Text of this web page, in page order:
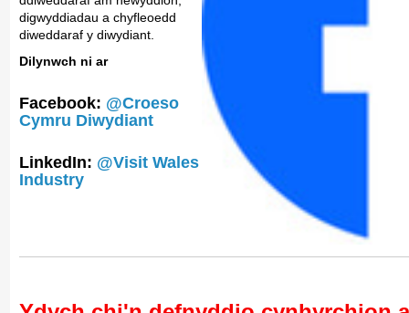
digwyddiadau a chyfleoedd
diweddaraf y diwydiant.
Dilynwch ni ar
Facebook: @Croeso
Cymru Diwydiant
LinkedIn: @Visit Wales
Industry